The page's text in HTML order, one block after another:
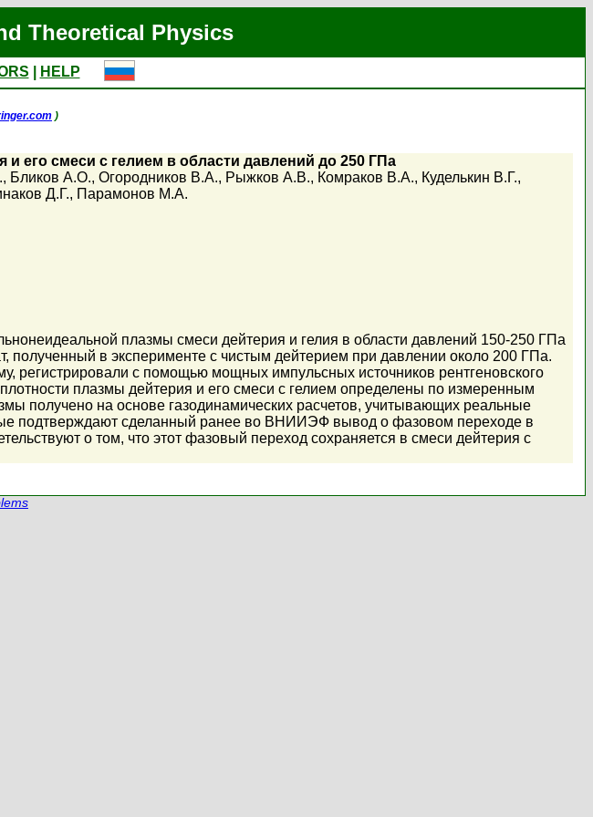
Theoretical Physics
HELP
)
его смеси с гелием в области давлений до 250 ГПа
, Бликов А.О., Огородников В.А., Рыжков А.В., Комраков В.А., Куделькин В.Г.,
Д.Г., Парамонов М.А.
плазмы смеси дейтерия и гелия в области давлений 150-250 ГПа
полученный в эксперименте с чистым дейтерием при давлении около 200 ГПа.
регистрировали с помощью мощных импульсных источников рентгеновского
плазмы дейтерия и его смеси с гелием определены по измеренным
получено на основе газодинамических расчетов, учитывающих реальные
подтверждают сделанный ранее во ВНИИЭФ вывод о фазовом переходе в
о том, что этот фазовый переход сохраняется в смеси дейтерия с